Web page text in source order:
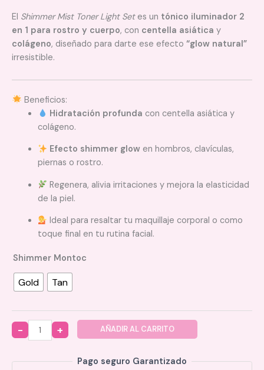
El Shimmer Mist Toner Light Setes un tónico iluminador 2
en 1 para rostro y cuerpo, con centella asiática y
colágeno, diseñado para darte ese efecto “glow natural”
irresistible.
Beneficios:
Hidratación profunda con centella asiática y
colágeno.
Efecto shimmer glow en hombros, clavículas,
piernas o rostro.
Regenera, alivia irritaciones y mejora la elasticidad
de la piel.
Ideal para resaltar tu maquillaje corporal o como
toque final en tu rutina facial.
Shimmer Montoc
Gold Tan
Quantity
AÑADIR AL CARRITO
Pago seguro Garantizado